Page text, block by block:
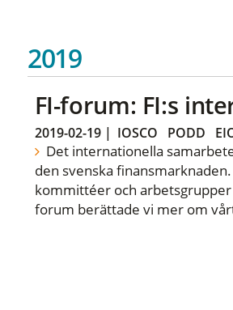
2019
FI-forum: FI:s
2019-02-19| IOSCO PODD
Det internationella
den svenska
kommittéer och arbetsgrupper
forum berättade vi mer om